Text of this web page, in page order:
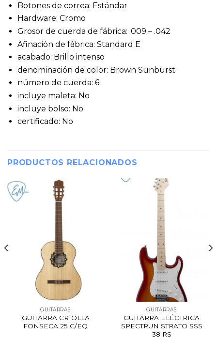
Botones de correa: Estándar
Hardware: Cromo
Grosor de cuerda de fábrica: .009 – .042
Afinación de fábrica: Standard E
acabado: Brillo intenso
denominación de color: Brown Sunburst
número de cuerda: 6
incluye maleta: No
incluye bolso: No
certificado: No
PRODUCTOS RELACIONADOS
GUITARRAS
GUITARRA CRIOLLA
FONSECA 25 C/EQ
GUITARRAS
GUITARRA ELÉCTRICA
SPECTRUN STRATO SSS
38 RS